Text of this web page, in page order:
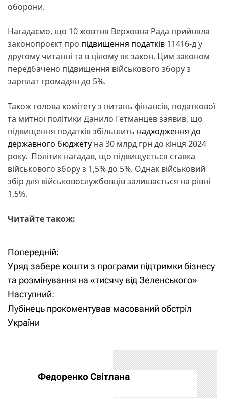
оборони.
Нагадаємо, що 10 жовтня Верховна Рада прийняла
законопроєкт про підвищення податків 11416-д у
другому читанні та в цілому як закон. Цим законом
передбачено підвищення військового збору з
зарплат громадян до 5%.
Також голова комітету з питань фінансів, податкової
та митної політики Данило Гетманцев заявив, що
підвищення податків збільшить надходження до
державного бюджету на 30 млрд грн до кінця 2024
року. Політик нагадав, що підвищується ставка
військового збору з 1,5% до 5%. Однак військовий
збір для військовослужбовців залишається на рівні
1,5%.
Читайте також:
Н
а
в
і
а
ц
Попередній:
Уряд забере кошти з програми підтримки бізнесу
та розмінування на «тисячу від Зеленського»
Наступний:
Лубінець прокоментував масований обстріл
України
Федоренко Світлана